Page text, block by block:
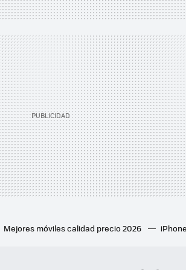
Mejores móviles calidad precio 2026